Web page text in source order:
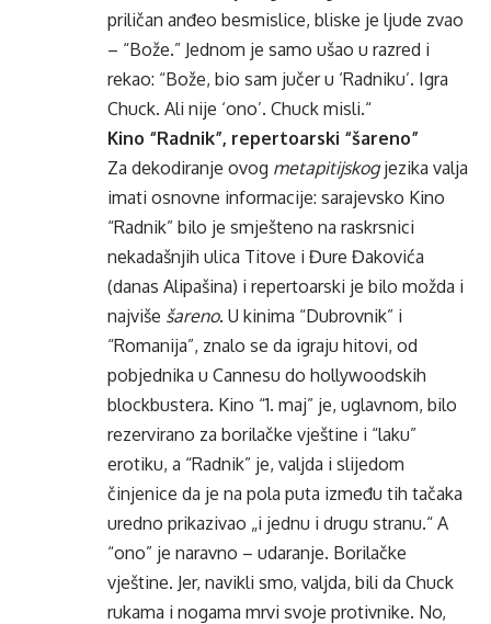
priličan anđeo besmislice, bliske je ljude zvao
– “Bože.” Jednom je samo ušao u razred i
rekao: “Bože, bio sam jučer u ‘Radniku’. Igra
Chuck. Ali nije ‘ono’. Chuck misli.“
Kino “Radnik”, repertoarski “šareno”
Za dekodiranje ovog metapitijskogjezika valja
imati osnovne informacije: sarajevsko Kino
“Radnik” bilo je smješteno na raskrsnici
nekadašnjih ulica Titove i Đure Đakovića
(danas Alipašina) i repertoarski je bilo možda i
najviše šareno. U kinima “Dubrovnik” i
“Romanija”, znalo se da igraju hitovi, od
pobjednika u Cannesu do hollywoodskih
blockbustera. Kino “1. maj” je, uglavnom, bilo
rezervirano za borilačke vještine i “laku”
erotiku, a “Radnik” je, valjda i slijedom
činjenice da je na pola puta između tih tačaka
uredno prikazivao „i jednu i drugu stranu.“ A
“ono” je naravno – udaranje. Borilačke
vještine. Jer, navikli smo, valjda, bili da Chuck
rukama i nogama mrvi svoje protivnike. No,